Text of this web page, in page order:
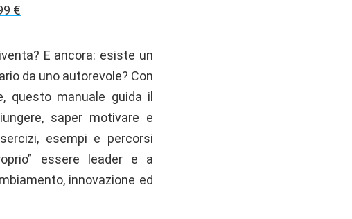
€
E ancora: esiste un
da uno autorevole? Con
questo manuale guida il
saper motivare e
esempi e percorsi
essere leader e a
innovazione ed